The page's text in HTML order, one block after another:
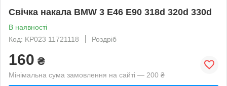
Свічка накала BMW 3 E46 E90 318d 320d 330d
В наявності
Код: KP023 11721118
Роздріб
160 ₴
Мінімальна сума замовлення на сайті — 200 ₴